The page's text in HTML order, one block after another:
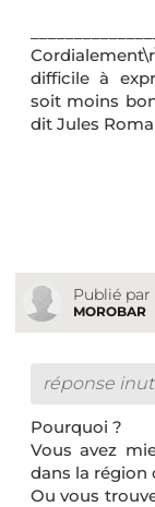
difficile à
soit moins
dit Jules
Publié par
MOROBAR
réponse
Pourquoi ?
Vous avez
dans la région
Ou vous